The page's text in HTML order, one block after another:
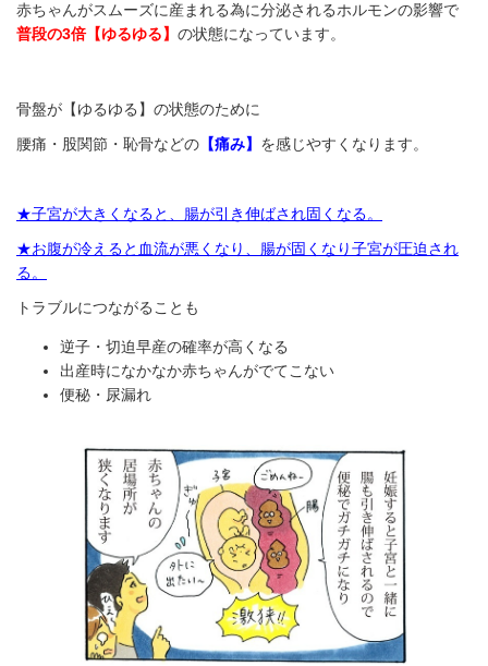
赤ちゃんがスムーズに産まれる為に分泌されるホルモンの影響で
普段の3倍【ゆるゆる】 の状態になっています。
骨盤が【ゆるゆる】の状態のために
腰痛・股関節・恥骨などの 【痛み】 を感じやすくなります。
★子宮が大きくなると、腸が引き伸ばされ固くなる。
★お腹が冷えると血流が悪くなり、腸が固くなり子宮が圧迫され
る。
トラブルにつながることも
逆子・切迫早産の確率が高くなる
出産時になかなか赤ちゃんがでてこない
便秘・尿漏れ